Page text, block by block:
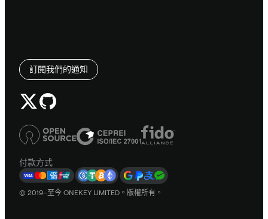
訂閱我們的通知
付款方式
© 2019–至今 ONEKEY LIMITED。版權所有。